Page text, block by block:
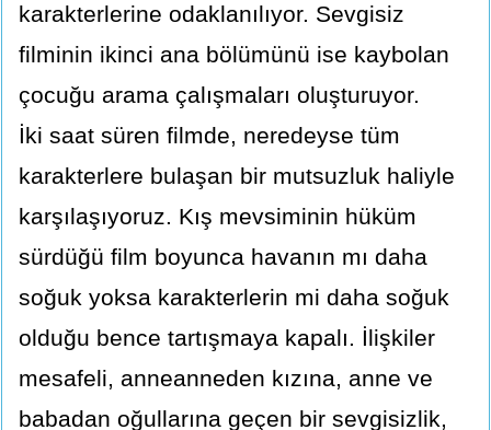
karakterlerine odaklanılıyor. Sevgisiz
filminin ikinci ana bölümünü ise kaybolan
çocuğu arama çalışmaları oluşturuyor.
İki saat süren filmde, neredeyse tüm
karakterlere bulaşan bir mutsuzluk haliyle
karşılaşıyoruz. Kış mevsiminin hüküm
sürdüğü film boyunca havanın mı daha
soğuk yoksa karakterlerin mi daha soğuk
olduğu bence tartışmaya kapalı. İlişkiler
mesafeli, anneanneden kızına, anne ve
babadan oğullarına geçen bir sevgisizlik,